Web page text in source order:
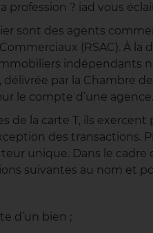
profession ? iad vous
sont des agents
(RSAC). À
indépendants
délivrée par la Chambre
le compte d’une agence.
de la carte T, ils
des transactions.
unique. Dans le
suivantes au nom et
d’un bien ;